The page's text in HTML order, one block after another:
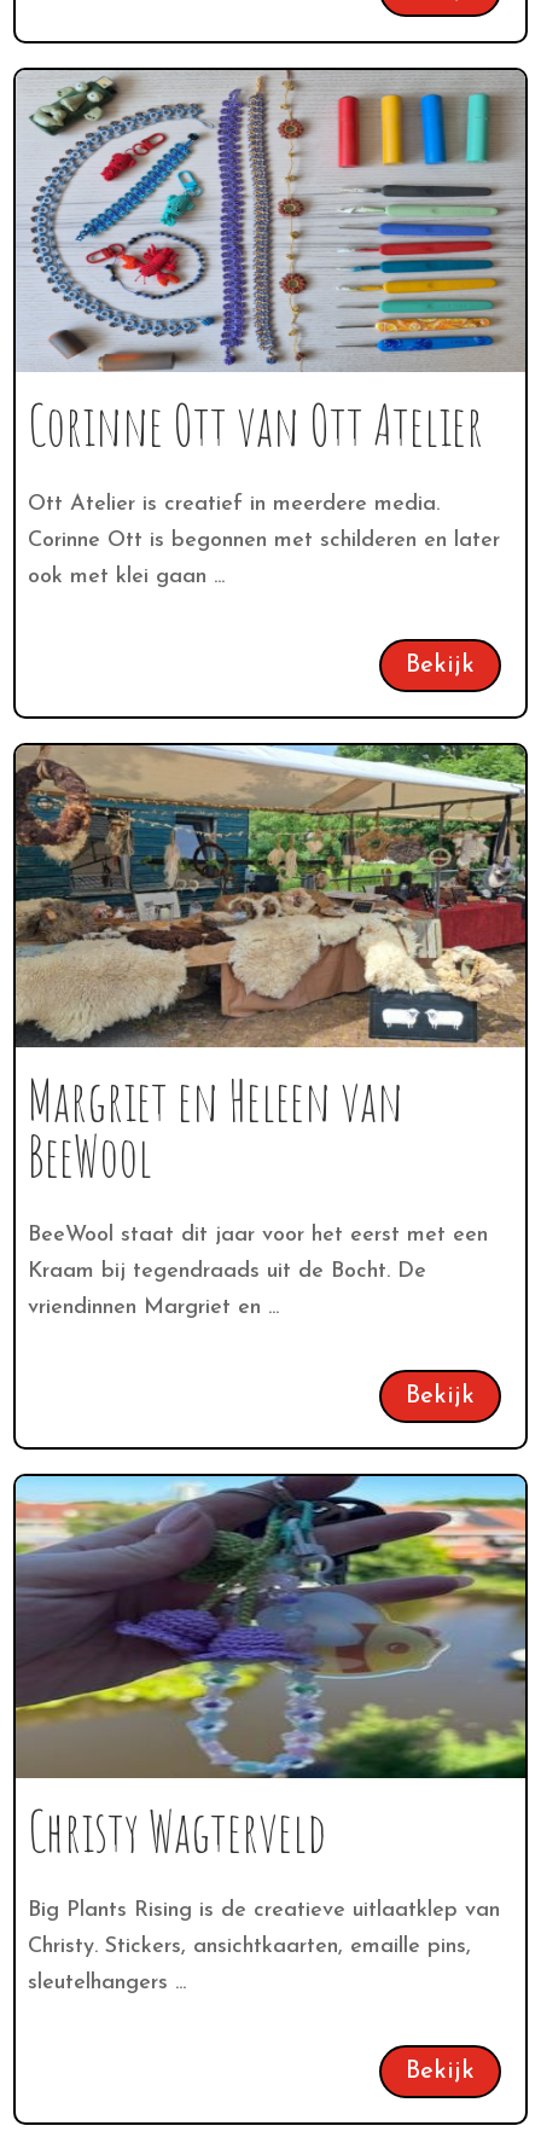
Corinne Ott van Ott Atelier
Ott Atelier is creatief in meerdere media.
Corinne Ott is begonnen met schilderen en later
ook met klei gaan ...
Bekijk
Margriet en Heleen van
BeeWool
BeeWool staat dit jaar voor het eerst met een
Kraam bij tegendraads uit de Bocht. De
vriendinnen Margriet en ...
Bekijk
Christy Wagterveld
Big Plants Rising is de creatieve uitlaatklep van
Christy. Stickers, ansichtkaarten, emaille pins,
sleutelhangers ...
Bekijk